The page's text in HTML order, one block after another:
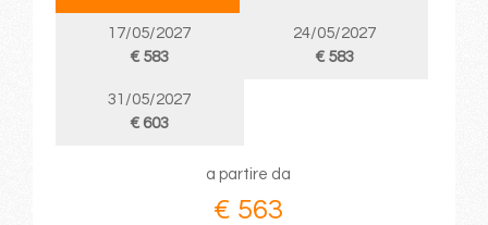
17/05/2027
€ 583
24/05/2027
€ 583
31/05/2027
€ 603
a partire da
€ 563